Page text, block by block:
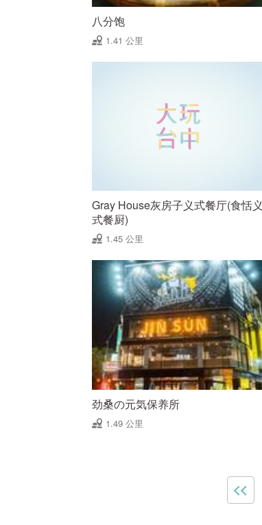
八分饱
1.41 公里
Gray House灰房子义式餐厅(食恬义
式餐厨)
1.45 公里
劲桑の元気保养所
1.49 公里